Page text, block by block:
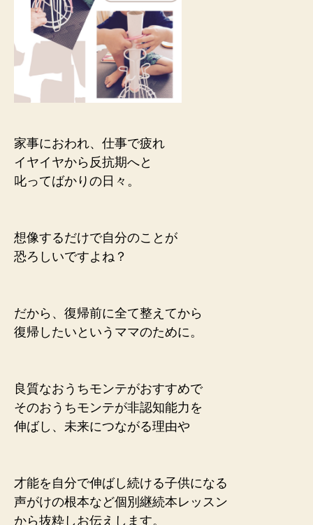
家事におわれ、仕事で疲れ
イヤイヤから反抗期へと
叱ってばかりの日々。
想像するだけで自分のことが
恐ろしいですよね？
だから、復帰前に全て整えてから
復帰したいというママのために。
良質なおうちモンテがおすすめで
そのおうちモンテが非認知能力を
伸ばし、未来につながる理由や
才能を自分で伸ばし続ける子供になる
声がけの根本など個別継続本レッスン
から抜粋しお伝えします。